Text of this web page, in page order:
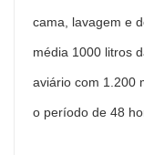
cama, lavagem e
média 1000 litros
aviário com 1.200
o período de 48